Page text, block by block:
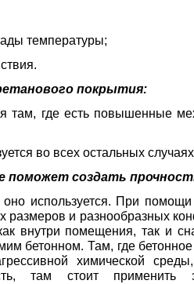
температуры;
покрытия:
там, где есть повышенные
во всех остальных
поможет создать
используется. При
размеров и разнообразных
внутри помещения, так и
бетонном. Там, где
химической
там стоит применить